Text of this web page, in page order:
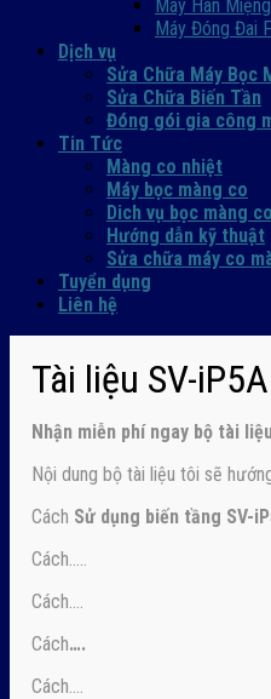
Máy Hàn
Máy Đóng Đai
Dịch vụ
Sửa Chữa Máy Bọc
Sửa Chữa Biến Tần
Đóng gói gia công
Tin Tức
Màng co nhiệt
Máy bọc màng co
Dich vụ bọc màng co
Hướng dẫn kỹ thuật
Sửa chữa máy co
Tuyển dụng
Liên hệ
Tài liệu SV-iP5A
Nhận miễn phí ngay bộ tài
Nội dung bộ tài liệu tôi sẽ
Cách Sử dụng biến tầng SV-
Cách…..
Cách….
Cách….
Cách….